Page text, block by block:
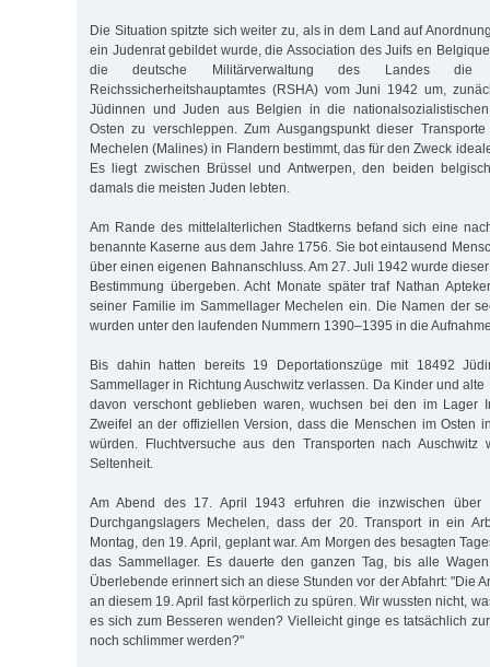
Die Situation spitzte sich weiter zu, als in dem Land auf
ein Judenrat gebildet wurde, die Association des Juifs en
die deutsche Militärverwaltung des Landes die
Reichssicherheitshauptamtes (RSHA) vom Juni 1942 um,
Jüdinnen und Juden aus Belgien in die
Osten zu verschleppen. Zum Ausgangspunkt dieser
Mechelen (Malines) in Flandern bestimmt, das für den Zweck
Es liegt zwischen Brüssel und Antwerpen, den beiden
damals die meisten Juden lebten.
Am Rande des mittelalterlichen Stadtkerns befand sich eine
benannte Kaserne aus dem Jahre 1756. Sie bot eintausend
über einen eigenen Bahnanschluss. Am 27. Juli 1942 wurde
Bestimmung übergeben. Acht Monate später traf Nathan
seiner Familie im Sammellager Mechelen ein. Die Namen der
wurden unter den laufenden Nummern 1390–1395 in die
Bis dahin hatten bereits 19 Deportationszüge mit 18492
Sammellager in Richtung Auschwitz verlassen. Da Kinder und
davon verschont geblieben waren, wuchsen bei den im Lager
Zweifel an der offiziellen Version, dass die Menschen im Osten
würden. Fluchtversuche aus den Transporten nach Auschwitz
Seltenheit.
Am Abend des 17. April 1943 erfuhren die inzwischen über
Durchgangslagers Mechelen, dass der 20. Transport in ein
Montag, den 19. April, geplant war. Am Morgen des besagten
das Sammellager. Es dauerte den ganzen Tag, bis alle
Überlebende erinnert sich an diese Stunden vor der Abfahrt: "Die
an diesem 19. April fast körperlich zu spüren. Wir wussten nicht,
es sich zum Besseren wen­den? Vielleicht ginge es tatsächlich
noch schlimmer werden?"